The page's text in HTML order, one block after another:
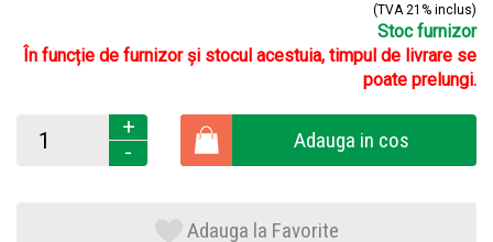
(TVA 21% inclus)
Stoc furnizor
În funcție de furnizor și stocul acestuia, timpul de livrare se
poate prelungi.
+
-
Adauga in cos
Adauga la Favorite